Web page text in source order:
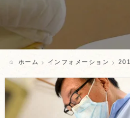
ホワイトニ
口元美
アライナー
ホーム インフォメーション